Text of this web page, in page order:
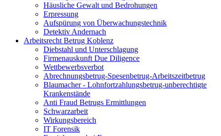
Häusliche Gewalt und Bedrohungen
Erpressung
Aufspürung von Überwachungstechnik
Detektiv Andernach
Arbeitsrecht Betrug Koblenz
Diebstahl und Unterschlagung
Firmenauskunft Due Diligence
Wettbewerbsverbot
Abrechnungsbetrug-Spesenbetrug-Arbeitszeitbetrug
Blaumacher - Lohnfortzahlungsbetrug-unberechtigte
Krankenstände
Anti Fraud Betrugs Ermittlungen
Schwarzarbeit
Wirkungsbereich
IT Forensik